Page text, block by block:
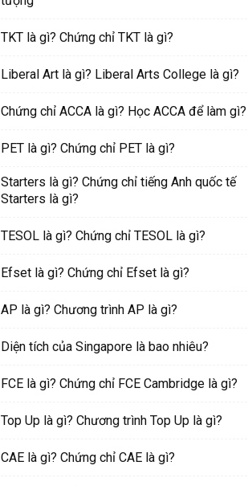
TKT là gì? Chứng chỉ TKT là gì?
Liberal Art là gì? Liberal Arts College là gì?
Chứng chỉ ACCA là gì? Học ACCA để làm gì?
PET là gì? Chứng chỉ PET là gì?
Starters là gì? Chứng chỉ tiếng Anh quốc tế
Starters là gì?
TESOL là gì? Chứng chỉ TESOL là gì?
Efset là gì? Chứng chỉ Efset là gì?
AP là gì? Chương trình AP là gì?
Diện tích của Singapore là bao nhiêu?
FCE là gì? Chứng chỉ FCE Cambridge là gì?
Top Up là gì? Chương trình Top Up là gì?
CAE là gì? Chứng chỉ CAE là gì?